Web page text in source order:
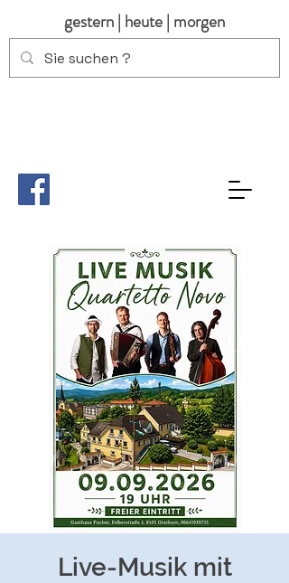
gestern | heute | morgen
Live-Musik mit